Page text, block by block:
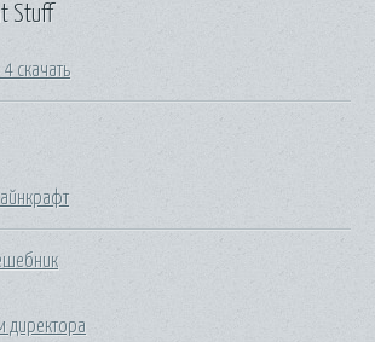
Stuff
скачать
директора